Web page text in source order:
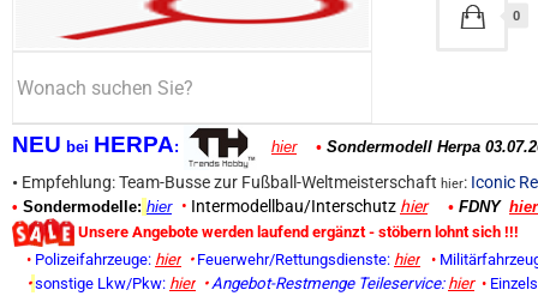
NEU bei HERPA: hier • Sondermodell Herpa
• Empfehlung: Team-Busse zur Fußball-Weltmeisterschaft hier: Iconic
• Sondermodelle: hier • Intermodellbau/Interschutz hier • FDNY hier
Unsere Angebote werden laufend ergänzt - stöbern lohnt sich !!!
• Polizeifahrzeuge: hier • Feuerwehr/Rettungsdienste: hier •
• sonstige Lkw/Pkw: hier • Angebot-Restmenge Teileservice: hier •
0